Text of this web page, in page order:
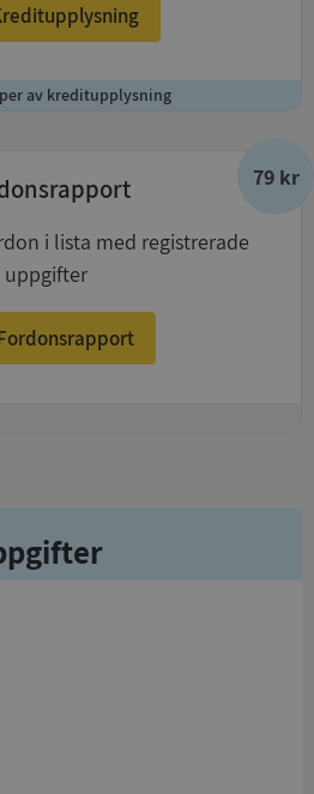
av kreditupplysning
79 kr
i lista med registrerade
uppgifter